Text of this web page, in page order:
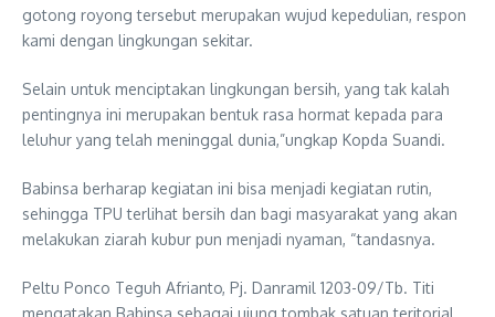
gotong royong tersebut merupakan wujud kepedulian, respon
kami dengan lingkungan sekitar.
Selain untuk menciptakan lingkungan bersih, yang tak kalah
pentingnya ini merupakan bentuk rasa hormat kepada para
leluhur yang telah meninggal dunia,”ungkap Kopda Suandi.
Babinsa berharap kegiatan ini bisa menjadi kegiatan rutin,
sehingga TPU terlihat bersih dan bagi masyarakat yang akan
melakukan ziarah kubur pun menjadi nyaman, “tandasnya.
Peltu Ponco Teguh Afrianto, Pj. Danramil 1203-09/Tb. Titi
mengatakan Babinsa sebagai ujung tombak satuan teritorial